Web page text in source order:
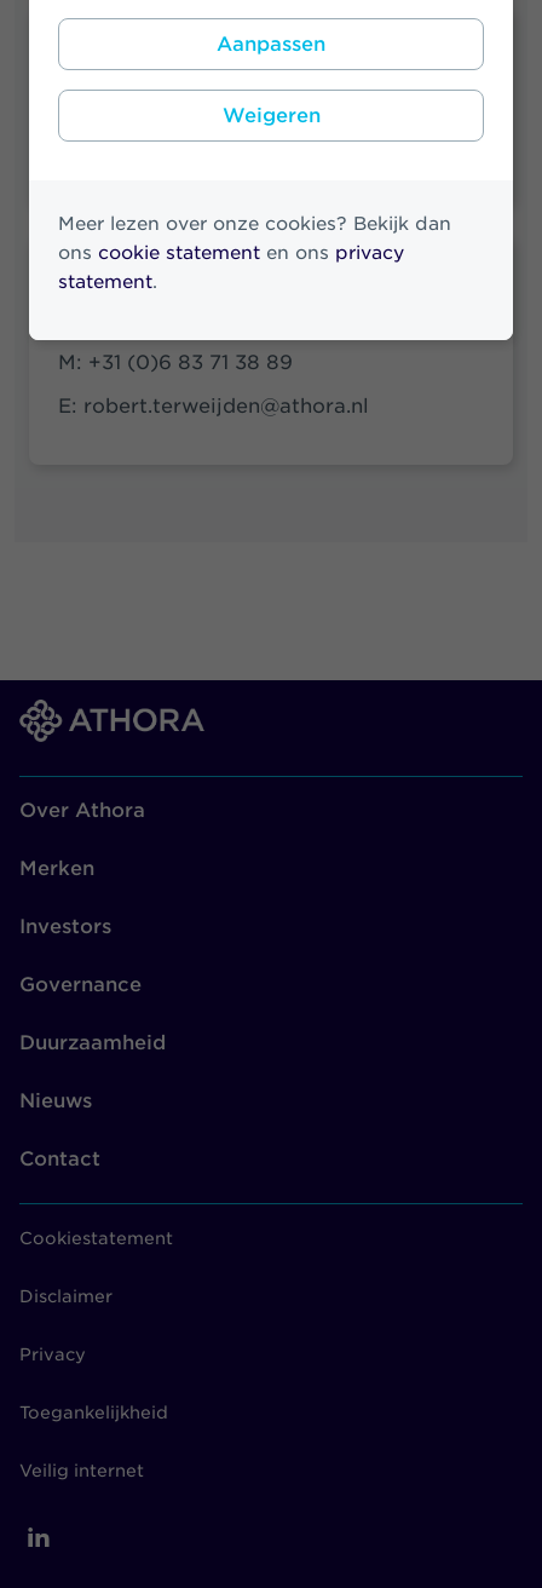
Aanpassen
Weigeren
Meer lezen over onze cookies? Bekijk dan
ons cookie statement en ons privacy
statement.
Archief persberichten
Archief nieuwsberichten
Robert ter Weijden
M: +31 (0)6 83 71 38 89
E: robert.terweijden@athora.nl
Over Athora
Merken
Investors
Governance
Duurzaamheid
Nieuws
Contact
Cookiestatement
Disclaimer
Privacy
Toegankelijkheid
Veilig internet